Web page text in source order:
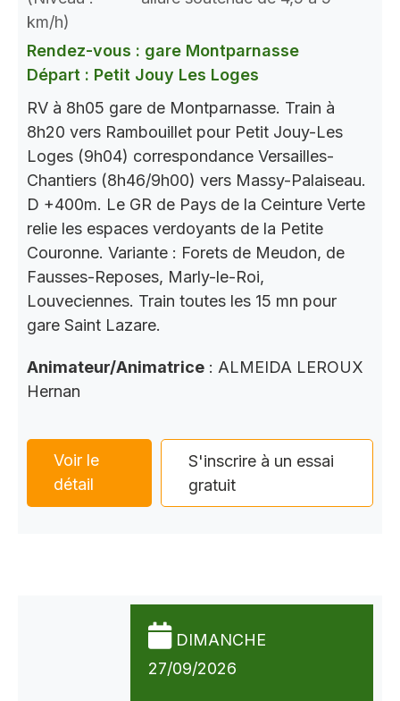
km/h)
Rendez-vous : gare Montparnasse
Départ : Petit Jouy Les Loges
RV à 8h05 gare de Montparnasse. Train à
8h20 vers Rambouillet pour Petit Jouy-Les
Loges (9h04) correspondance Versailles-
Chantiers (8h46/9h00) vers Massy-Palaiseau.
D +400m. Le GR de Pays de la Ceinture Verte
relie les espaces verdoyants de la Petite
Couronne. Variante : Forets de Meudon, de
Fausses-Reposes, Marly-le-Roi,
Louveciennes. Train toutes les 15 mn pour
gare Saint Lazare.
Animateur/Animatrice : ALMEIDA LEROUX
Hernan
Voir le
détail
S'inscrire à un essai
gratuit
DIMANCHE
27/09/2026